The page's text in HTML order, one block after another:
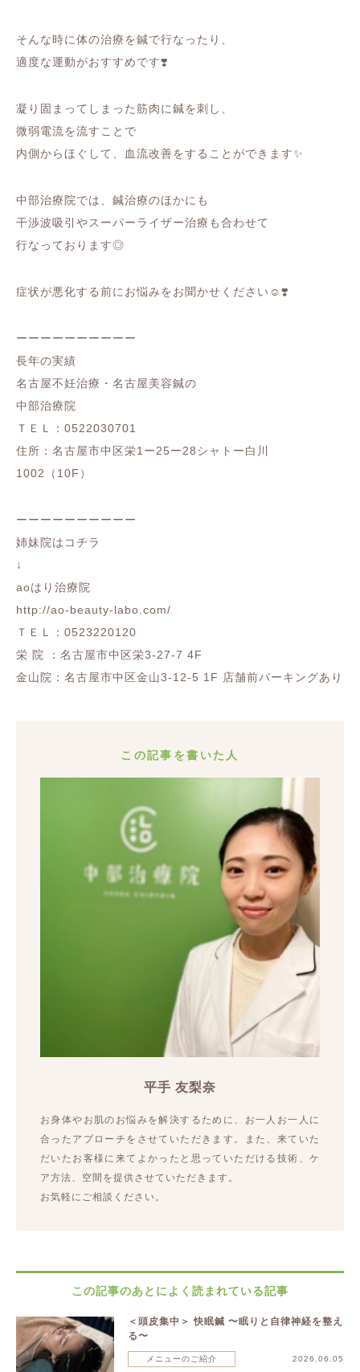
そんな時に体の治療を鍼で行なったり、
適度な運動がおすすめです❣️
凝り固まってしまった筋肉に鍼を刺し、
微弱電流を流すことで
内側からほぐして、血流改善をすることができます✨
中部治療院では、鍼治療のほかにも
干渉波吸引やスーパーライザー治療も合わせて
行なっております◎
症状が悪化する前にお悩みをお聞かせください☺︎❣️
ーーーーーーーーーー
長年の実績
名古屋不妊治療・名古屋美容鍼の
中部治療院
ＴＥＬ：0522030701
住所：名古屋市中区栄1ー25ー28シャトー白川
1002（10F）
ーーーーーーーーーー
姉妹院はコチラ
↓
aoはり治療院
http://ao-beauty-labo.com/
ＴＥＬ：0523220120
栄 院 ：名古屋市中区栄3-27-7 4F
金山院：名古屋市中区金山3-12-5 1F 店舗前パーキングあり
この記事を書いた人
平手 友梨奈
お身体やお肌のお悩みを解決するために、お一人お一人に
合ったアプローチをさせていただきます。また、来ていた
だいたお客様に来てよかったと思っていただける技術、ケ
ア方法、空間を提供させていただきます。
お気軽にご相談ください。
この記事のあとによく読まれている記事
＜頭皮集中＞ 快眠鍼 〜眠りと自律神経を整え
る〜
メニューのご紹介 2026.06.05